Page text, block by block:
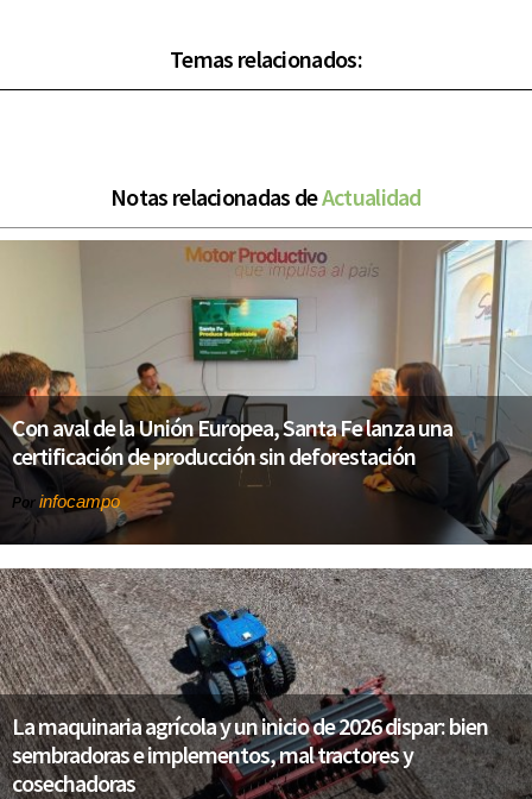
Temas relacionados:
Notas relacionadas deActualidad
Con aval de la Unión Europea, Santa Fe lanza una
certificación de producción sin deforestación
Por infocampo
La maquinaria agrícola y un inicio de 2026 dispar: bien
sembradoras e implementos, mal tractores y
cosechadoras